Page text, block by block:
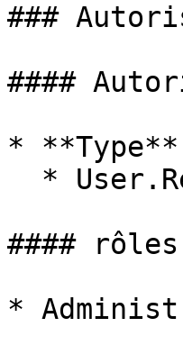
###
####
*
#### rôles
*